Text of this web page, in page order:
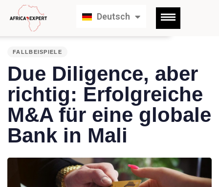
Deutsch
Français
PUBLISHED
FALLBEISPIELE
Due Diligence, aber
richtig: Erfolgreiche
M&A für eine globale
Bank in Mali